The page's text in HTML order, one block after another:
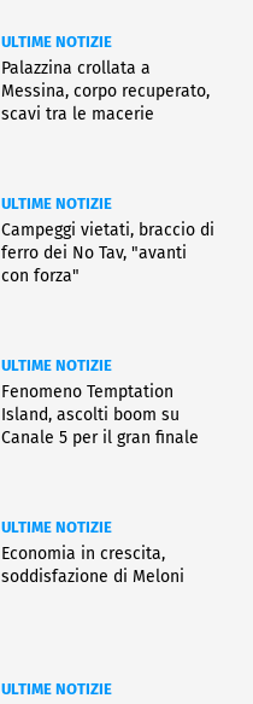
ULTIME NOTIZIE
Palazzina crollata a
Messina, corpo recuperato,
scavi tra le macerie
ULTIME NOTIZIE
Campeggi vietati, braccio di
ferro dei No Tav, "avanti
con forza"
ULTIME NOTIZIE
Fenomeno Temptation
Island, ascolti boom su
Canale 5 per il gran finale
ULTIME NOTIZIE
Economia in crescita,
soddisfazione di Meloni
ULTIME NOTIZIE